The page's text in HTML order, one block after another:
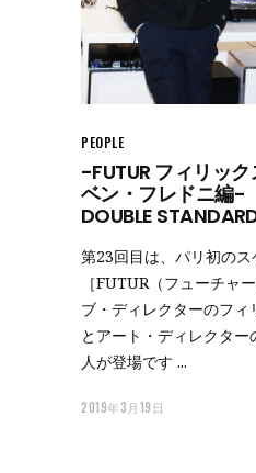
PEOPLE
-FUTUR フィリッ
ベン・フレドニ編
DOUBLE STANDARD
第23回目は、パリ初のス
［FUTUR（フューチャ
ブ・ディレクターのフ
とアート・ディレクタ
人が登場です
2019年3月19日